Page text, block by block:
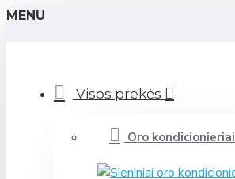
MENU
Visos prekės
Oro kondicionieriai